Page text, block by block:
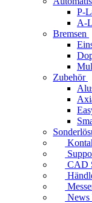
P-
A-
Bremsen
Zubehör
CAD
News